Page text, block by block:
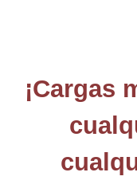
¡Cargas